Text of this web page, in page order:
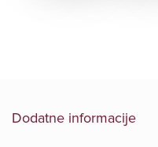
Dodatne informacije